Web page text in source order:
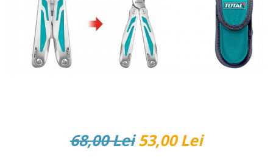
68,00 Lei 53,00 Lei